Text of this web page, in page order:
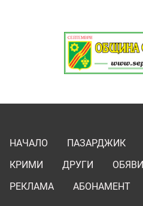
НАЧАЛО ПАЗАРДЖИК
КРИМИ
ДРУГИ ОБЯВИ
РЕКЛАМА
АБОНАМЕНТ